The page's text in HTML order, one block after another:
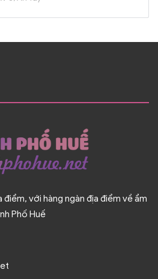
điểm, với hàng ngàn địa điểm về ẩm
Phố Huế